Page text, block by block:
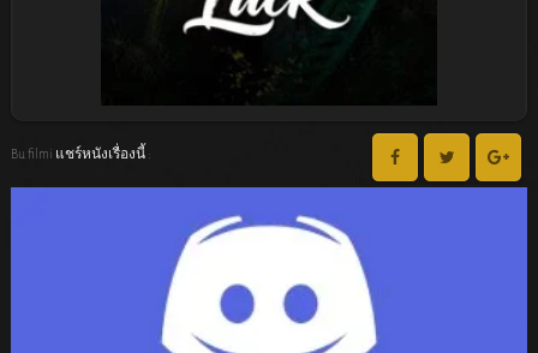
Bu filmi แชร์หนังเรื่องนี้ :